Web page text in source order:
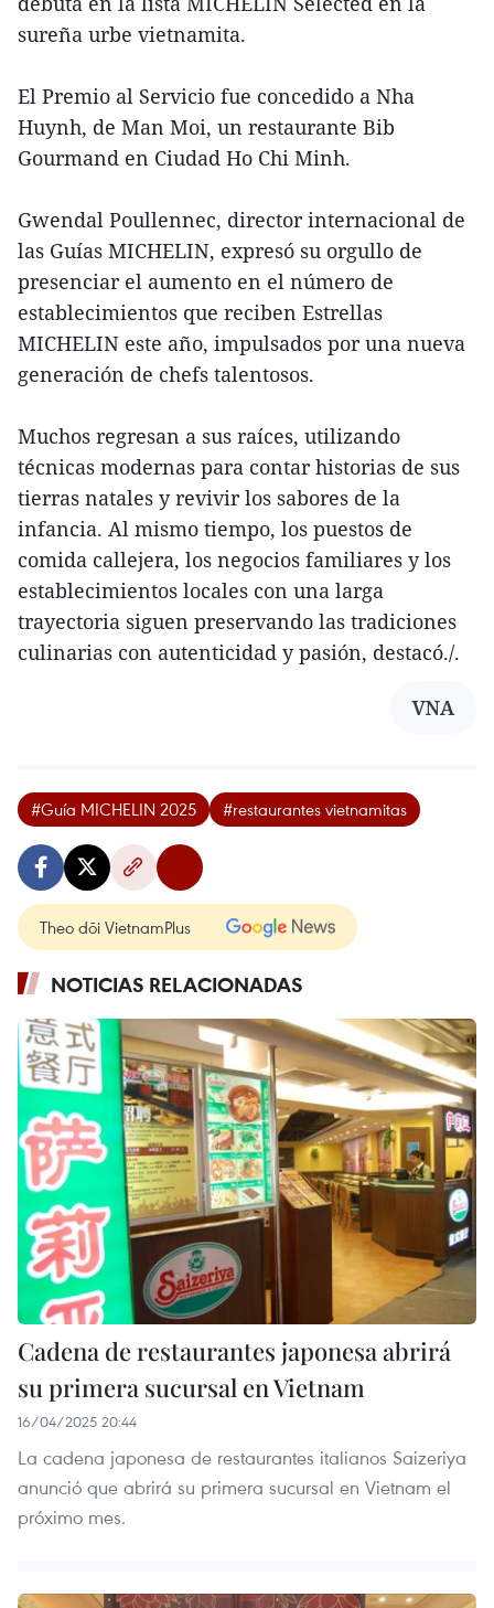
sureña urbe vietnamita.
El Premio al Servicio fue concedido a Nha
Huynh, de Man Moi, un restaurante Bib
Gourmand en Ciudad Ho Chi Minh.
Gwendal Poullennec, director internacional de
las Guías MICHELIN, expresó su orgullo de
presenciar el aumento en el número de
establecimientos que reciben Estrellas
MICHELIN este año, impulsados por una nueva
generación de chefs talentosos.
Muchos regresan a sus raíces, utilizando
técnicas modernas para contar historias de sus
tierras natales y revivir los sabores de la
infancia. Al mismo tiempo, los puestos de
comida callejera, los negocios familiares y los
establecimientos locales con una larga
trayectoria siguen preservando las tradiciones
culinarias con autenticidad y pasión, destacó./.
VNA
#Guía MICHELIN 2025 #restaurantes vietnamitas
Theo dõi VietnamPlus
NOTICIAS RELACIONADAS
Cadena de restaurantes japonesa abrirá
su primera sucursal en Vietnam
16/04/2025 20:44
La cadena japonesa de restaurantes italianos Saizeriya
anunció que abrirá su primera sucursal en Vietnam el
próximo mes.